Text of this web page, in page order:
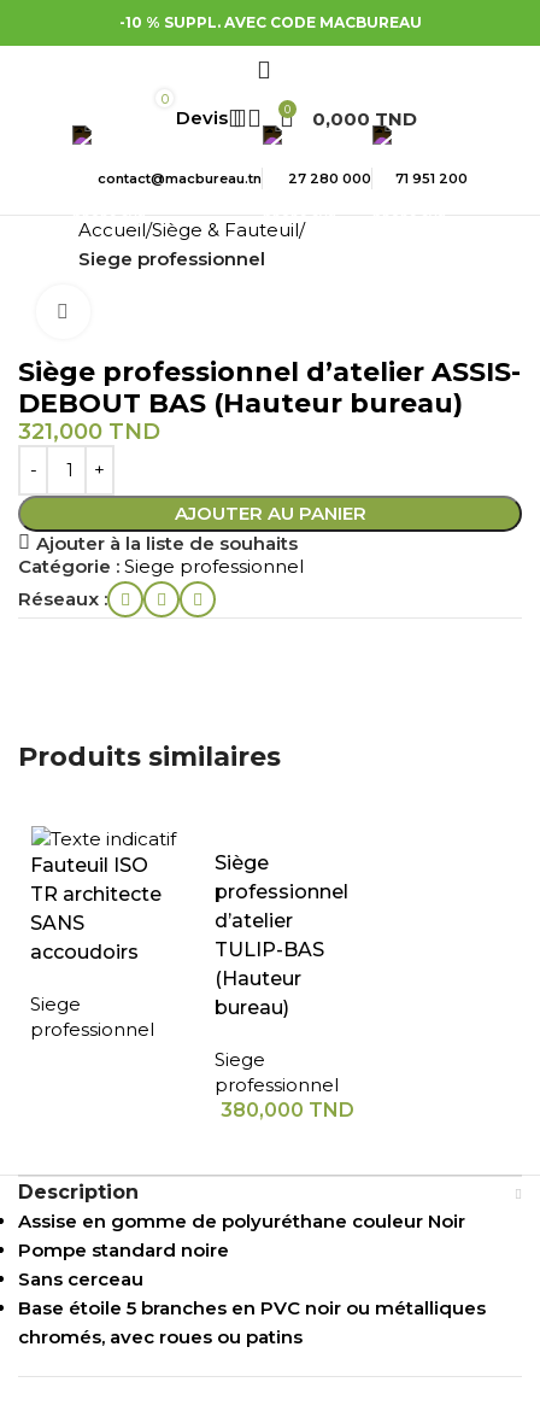
-10 % SUPPL. AVEC CODE MACBUREAU
0
0 0,000 TND
contact@macbureau.tn 27 280 000 71 951 200
Accueil Siège & Fauteuil
Siege professionnel
Siège professionnel d’atelier ASSIS-
DEBOUT BAS (Hauteur bureau)
321,000 TND
AJOUTER AU PANIER
Ajouter à la liste de souhaits
Catégorie : Siege professionnel
Réseaux :
Produits similaires
Fauteuil ISO
TR architecte
SANS
accoudoirs
Siege
professionnel
Siège
professionnel
d’atelier
TULIP-BAS
(Hauteur
bureau)
Siege
professionnel
380,000 TND
Description
Assise en gomme de polyuréthane couleur Noir
Pompe standard noire
Sans cerceau
Base étoile 5 branches en PVC noir ou métalliques
chromés, avec roues ou patins